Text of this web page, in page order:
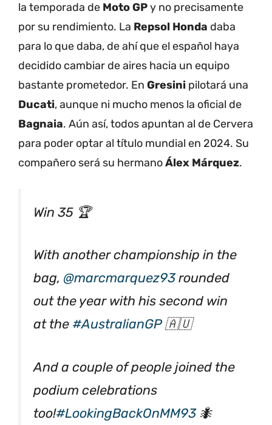
la temporada de Moto GPy no precisamente
por su rendimiento. La Repsol Honda daba
para lo que daba, de ahí que el español haya
decidido cambiar de aires hacia un equipo
bastante prometedor. En Gresini pilotará una
Ducati, aunque ni mucho menos la oficial de
Bagnaia. Aún así, todos apuntan al de Cervera
para poder optar al título mundial en 2024. Su
compañero será su hermanoÁlex Márquez.
Win 35 🏆
With another championship in the
bag, @marcmarquez93rounded
out the year with his second win
at the #AustralianGP 🇦🇺
And a couple of people joined the
podium celebrations
too!#LookingBackOnMM93🐜